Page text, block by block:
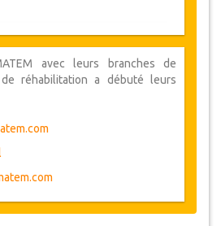
avec leurs branches de
réhabilitation a débuté leurs
pour le Samsun Romatem et
et de réadaptation qui a une
son service en 2010 à
dans la province de Kocaeli a
de physiothérapie et de